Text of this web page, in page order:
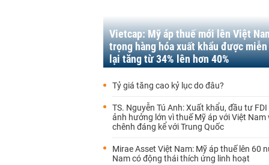
Vietcap: Mỹ áp thuế mới lên Việt
trọng hàng hóa xuất khẩu được
lại tăng từ 34% lên hơn 40%
Tỷ giá tăng cao kỷ lục do đâu?
TS. Nguyễn Tú Anh: Xuất khẩu, đầu tư
ảnh hưởng lớn vì thuế Mỹ áp với Việt Nam
chênh đáng kể với Trung Quốc
Mirae Asset Việt Nam: Mỹ áp thuế lên 60
Nam có động thái thích ứng linh hoạt